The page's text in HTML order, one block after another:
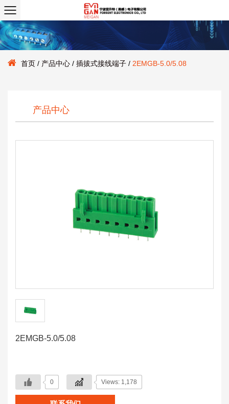
首页 / 产品中心 / 插拔式接线端子 / 2EMGB-5.0/5.08
产品中心
2EMGB-5.0/5.08
0 Views: 1,178